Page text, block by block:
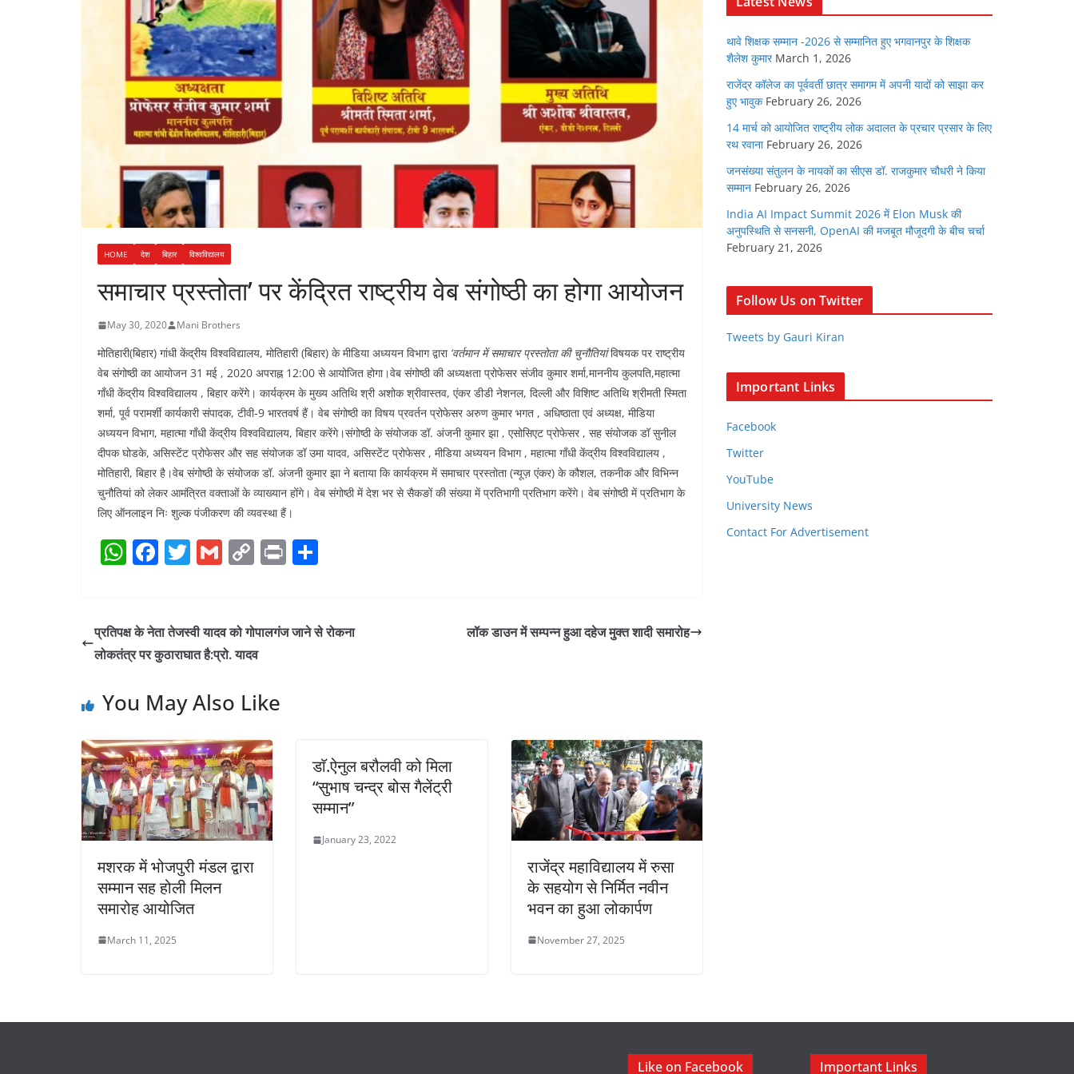
HOME देश बिहार विश्वविद्यालय
समाचार प्रस्तोता’ पर केंद्रित राष्ट्रीय वेब संगोष्ठी का होगा आयोजन
May 30, 2020 Mani Brothers
मोतिहारी(बिहार) गांधी केंद्रीय विश्वविद्यालय, मोतिहारी (बिहार) के मीडिया अध्ययन विभाग द्वारा ‘वर्तमान में समाचार प्रस्तोता की चुनौतियांविषयक पर राष्ट्रीय
वेब संगोष्ठी का आयोजन 31 मई , 2020 अपराह्न 12:00 से आयोजित होगा।वेब संगोष्ठी की अध्यक्षता प्रोफेसर संजीव कुमार शर्मा,माननीय कुलपति,महात्मा
गाँधी केंद्रीय विश्वविद्यालय , बिहार करेंगे। कार्यक्रम के मुख्य अतिथि श्री अशोक श्रीवास्तव, एंकर डीडी नेशनल, दिल्ली और विशिष्ट अतिथि श्रीमती स्मिता
शर्मा, पूर्व परामर्शी कार्यकारी संपादक, टीवी-9 भारतवर्ष हैं। वेब संगोष्ठी का विषय प्रवर्तन प्रोफेसर अरुण कुमार भगत , अधिष्ठाता एवं अध्यक्ष, मीडिया
अध्ययन विभाग, महात्मा गाँधी केंद्रीय विश्वविद्यालय, बिहार करेंगे।संगोष्ठी के संयोजक डॉ. अंजनी कुमार झा , एसोसिएट प्रोफेसर , सह संयोजक डॉ सुनील
दीपक घोडके, असिस्टेंट प्रोफेसर और सह संयोजक डॉ उमा यादव, असिस्टेंट प्रोफेसर , मीडिया अध्ययन विभाग , महात्मा गाँधी केंद्रीय विश्वविद्यालय ,
मोतिहारी, बिहार है।वेब संगोष्ठी के संयोजक डॉ. अंजनी कुमार झा ने बताया कि कार्यक्रम में समाचार प्रस्तोता (न्यूज़ एंकर) के कौशल, तकनीक और विभिन्न
चुनौतियां को लेकर आमंत्रित वक्ताओं के व्याख्यान होंगे। वेब संगोष्ठी में देश भर से सैकङों की संख्या में प्रतिभागी प्रतिभाग करेंगे। वेब संगोष्ठी में प्रतिभाग के
लिए ऑनलाइन निः शुल्क पंजीकरण की व्यवस्था हैं।
W
s
A
p
F
e
b
o
k
T
er
G
l
C
y
Li
k
Pr
e
प्रतिपक्ष के नेता तेजस्वी यादव को गोपालगंज जाने से रोकना
लोकतंत्र पर कुठाराघात है:प्रो. यादव
लॉक डाउन में सम्पन्न हुआ दहेज मुक्त शादी समारोह
You May Also Like
मशरक में भोजपुरी मंडल द्वारा
सम्मान सह होली मिलन
समारोह आयोजित
March 11, 2025
डाॅ.ऐनुल बरौलवी को मिला
“सुभाष चन्द्र बोस गैलेंट्री
सम्मान”
January 23, 2022
राजेंद्र महाविद्यालय में रुसा
के सहयोग से निर्मित नवीन
भवन का हुआ लोकार्पण
November 27, 2025
थावे शिक्षक सम्मान -2026 से सम्मानित हुए भगवानपुर के शिक्षक
शैलेश कुमार March 1, 2026
राजेंद्र कॉलेज का पूर्ववर्ती छात्र समागम में अपनी यादों को साझा कर
हुए भावुक February 26, 2026
14 मार्च को आयोजित राष्ट्रीय लोक अदालत के प्रचार प्रसार के लिए
रथ रवाना February 26, 2026
जनसंख्या संतुलन के नायकों का सीएस डॉ. राजकुमार चौधरी ने किया
सम्मान February 26, 2026
India AI Impact Summit 2026 में Elon Musk की
अनुपस्थिति से सनसनी, OpenAI की मजबूत मौजूदगी के बीच चर्चा
February 21, 2026
Follow Us on Twitter
Tweets by Gauri Kiran
Important Links
Facebook
Twitter
YouTube
University News
Contact For Advertisement
Like on Facebook Important Links